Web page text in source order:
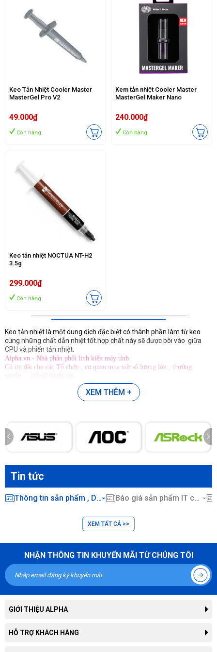
Keo Tản Nhiệt Cooler Master
MasterGel Pro V2
49.000₫
Còn hàng
Kem tản nhiệt Cooler Master
MasterGel Maker Nano
240.000₫
Còn hàng
Keo tản nhiệt NOCTUA NT-H2
3.5g
299.000₫
Còn hàng
Keo tản nhiệt là một dung dịch đặc biệt có thành phần làm từ keo
cùng những chất dẫn nhiệt tốt.hợp chất này sẽ được bôi vào giữa
CPU và phiến tản nhiệt.
Alpha.vn - Nhà phân phối linh kiện máy tính
Có ưu đãi cho các Tổ chức , cơ quan mua với số lượng lớn , thường
xuyên ... info@Alpha.vn
XEM THÊM +
Tin tức
Thông tin sản phẩm , Dịch vụ CNTT ... Báo giá sản phẩm IT chính hãng
XEM TẤT CẢ >>
NHẬN THÔNG TIN KHUYẾN MÃI TỪ CHÚNG TÔI
GIỚI THIỆU ALPHA
Giới thiệu công ty
HỖ TRỢ KHÁCH HÀNG